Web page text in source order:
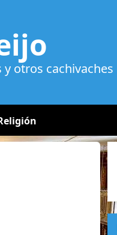
otros cachivaches